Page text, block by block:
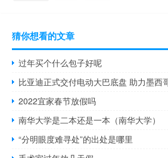
猜你想看的文章
过年买个什么包子好呢
比亚迪正式交付电动大巴底盘 助力墨西
2022宜家春节放假吗
南华大学是二本还是一本（南华大学）
“分明眼度难寻处”的出处是哪里